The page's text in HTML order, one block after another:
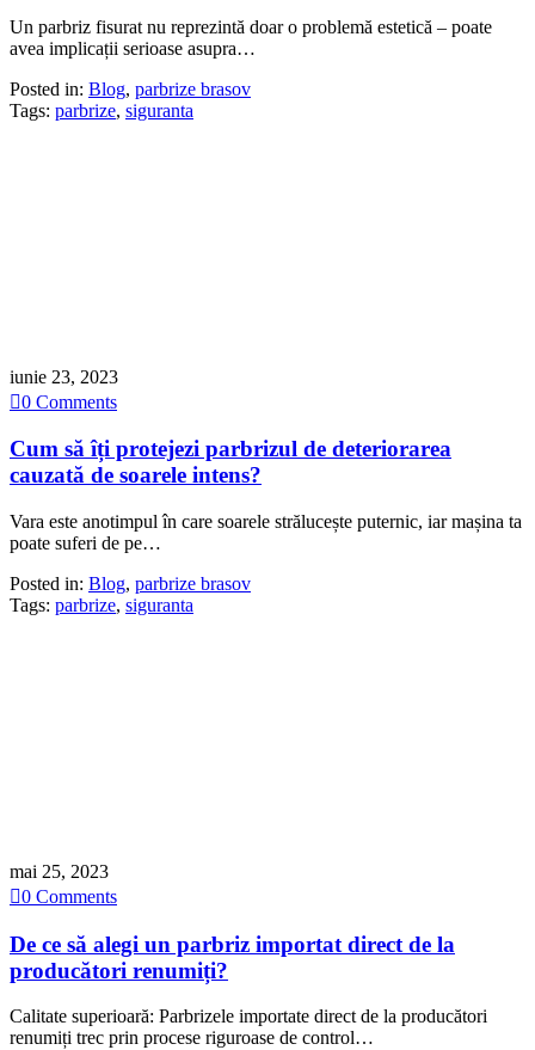
Un parbriz fisurat nu reprezintă doar o problemă estetică – poate
avea implicații serioase asupra…
Posted in: Blog, parbrize brasov
Tags: parbrize, siguranta
iunie 23, 2023
0 Comments
Cum să îți protejezi parbrizul de deteriorarea
cauzată de soarele intens?
Vara este anotimpul în care soarele strălucește puternic, iar mașina ta
poate suferi de pe…
Posted in: Blog, parbrize brasov
Tags: parbrize, siguranta
mai 25, 2023
0 Comments
De ce să alegi un parbriz importat direct de la
producători renumiți?
Calitate superioară: Parbrizele importate direct de la producători
renumiți trec prin procese riguroase de control…